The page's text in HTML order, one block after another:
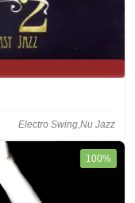
Electro Swing,Nu Jazz
100%